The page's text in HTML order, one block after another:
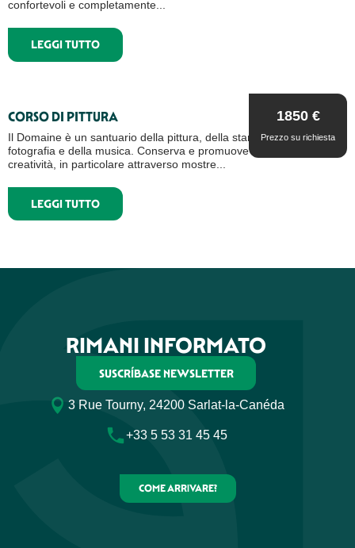
confortevoli e completamente...
LEGGI TUTTO
1850 €
Prezzo su richiesta
CORSO DI PITTURA
Il Domaine è un santuario della pittura, della stampa, della
fotografia e della musica. Conserva e promuove il know-how e la
creatività, in particolare attraverso mostre...
LEGGI TUTTO
RIMANI INFORMATO
SUSCRÍBASE NEWSLETTER
3 Rue Tourny, 24200 Sarlat-la-Canéda
+33 5 53 31 45 45
COME ARRIVARE?